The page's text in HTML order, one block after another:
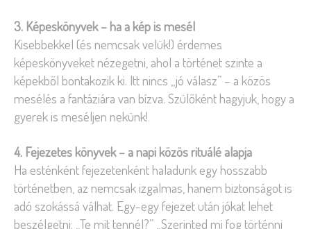
3. Képeskönyvek – ha a kép is mesél
Kisebbekkel (és nemcsak velük!) érdemes
képeskönyveket nézegetni, ahol a történet szinte a
képekből bontakozik ki. Itt nincs „jó válasz” – a közös
mesélés a fantáziára van bízva. Szülőként hagyjuk, hogy a
gyerek is meséljen nekünk!
4. Fejezetes könyvek – a napi közös rituálé alapja
Ha esténként fejezetenként haladunk egy hosszabb
történetben, az nemcsak izgalmas, hanem biztonságot is
adó szokássá válhat. Egy-egy fejezet után jókat lehet
beszélgetni: „Te mit tennél?” „Szerinted mi fog történni